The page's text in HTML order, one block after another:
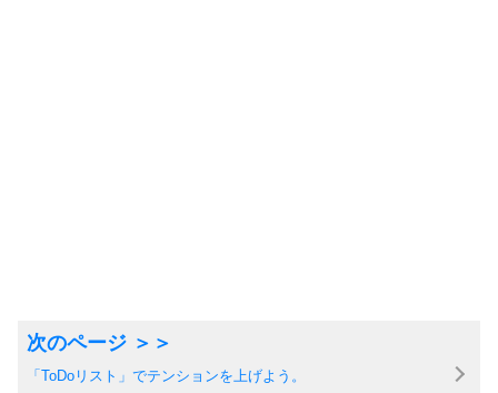
「ToDoリスト」でテンションを上げよう。